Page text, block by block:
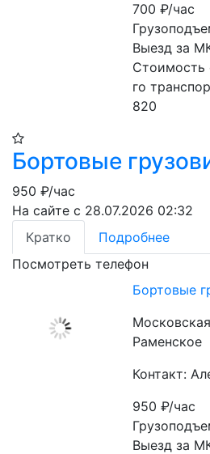
700₽/час
Выезд за
Стоимость
го
820
Бортовые
950 ₽/час
На сайте с 28.07.2026 02:32
Кратко
Подробнее
Посмотреть телефон
Бортовые
Раменское
Контакт:
950₽/час
Выезд за